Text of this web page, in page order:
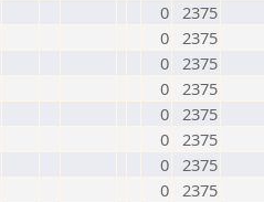
0 2375
0 2375
0 2375
0 2375
0 2375
0 2375
0 2375
0 2375